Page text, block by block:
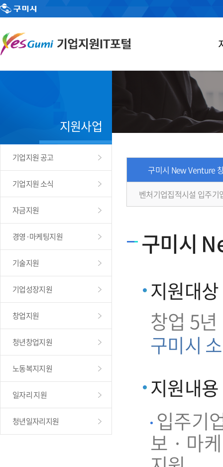
지원사업
기업지원 공고
기업지원 소식
자금지원
경영·마케팅지원
기술지원
기업성장지원
창업지원
청년창업지원
노동복지지원
일자리 지원
청년일자리지원
구미시 New Venture
벤처기업집적시설 입주기
구미시
지원대상
창업 5
구미시
지원내용
입주기
보 · 마